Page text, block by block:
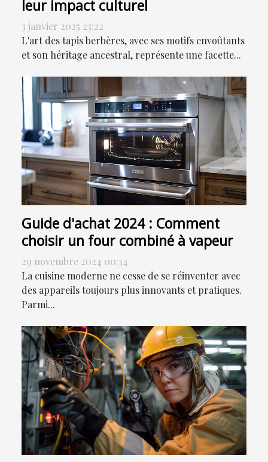
leur impact culturel
3 janvier 2025 23:22
L'art des tapis berbères, avec ses motifs envoûtants
et son héritage ancestral, représente une facette...
Guide d'achat 2024 : Comment
choisir un four combiné à vapeur
29 novembre 2024 00:34
La cuisine moderne ne cesse de se réinventer avec
des appareils toujours plus innovants et pratiques.
Parmi...